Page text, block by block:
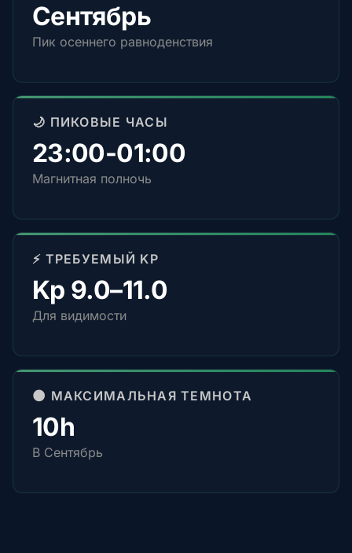
Сентябрь
Пик осеннего равноденствия
🌙 ПИКОВЫЕ ЧАСЫ
23:00-01:00
Магнитная полночь
⚡ ТРЕБУЕМЫЙ KP
Kp 9.0–11.0
Для видимости
🌑 МАКСИМАЛЬНАЯ ТЕМНОТА
10h
В Сентябрь